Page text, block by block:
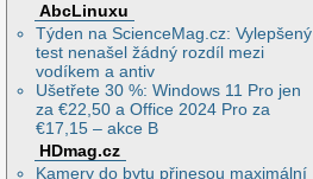
AbcLinuxu
Týden na ScienceMag.cz: Vylepšený
test nenašel žádný rozdíl mezi
vodíkem a antiv
Ušetřete 30 %: Windows 11 Pro jen
za €22,50 a Office 2024 Pro za
€17,15 – akce B
HDmag.cz
Kamery do bytu přinesou maximální